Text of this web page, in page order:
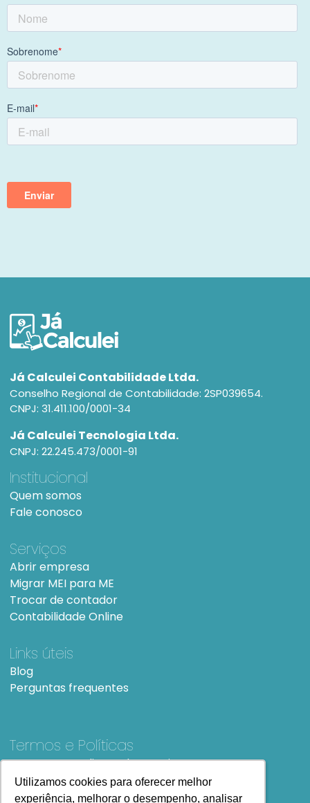
Utilizamos cookies para oferecer melhor
experiência, melhorar o desempenho, analisar
Utilizamos cookies para oferecer melhor
experiência, melhorar o desempenho, analisar
Já Calculei Contabilidade Ltda.
Conselho Regional de Contabilidade: 2SP039654.
CNPJ: 31.411.100/0001-34
Já Calculei Tecnologia Ltda.
CNPJ: 22.245.473/0001-91
Institucional
Quem somos
Fale conosco
Serviços
Abrir empresa
Migrar MEI para ME
Trocar de contador
Contabilidade Online
Links úteis
Blog
Perguntas frequentes
Termos e Políticas
Termos e condições de UsoSiteMap